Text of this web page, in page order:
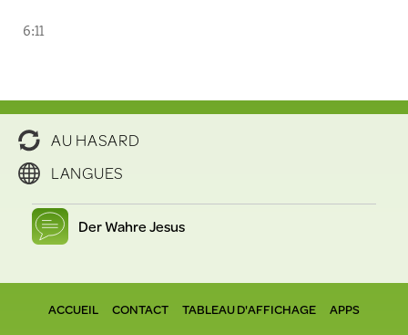
6:11
AU HASARD
LANGUES
Der Wahre Jesus
ACCUEIL CONTACT TABLEAU D'AFFICHAGE APPS